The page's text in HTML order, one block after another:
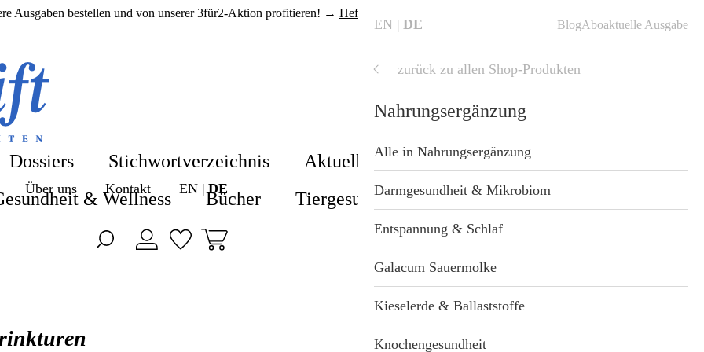
Ausgaben bestellen und von unserer 3für2-Aktion profitieren! → Hefte finden
Über uns Kontakt EN DE
Dossiers Stichwortverzeichnis Aktuell
Shop
& Wellness Bücher Tiergesundheit Geschenkideen
Blog
EN DE BlogAboaktuelle Ausgabe
zurück zu allen Shop-Produkten
ZeitenSchrift Startseite
Alle Produkte
Hefte & Abos
Nahrungsergänzung
Gesundheit & Wellness
Nahrungsergänzung
Alle in Nahrungsergänzung
Darmgesundheit & Mikrobiom
Entspannung & Schlaf
Galacum Sauermolke
Kieselerde & Ballaststoffe
Knochengesundheit